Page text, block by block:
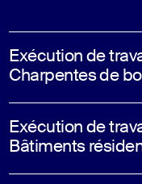
Exécution de
Charpentes de
Exécution de
Bâtiments